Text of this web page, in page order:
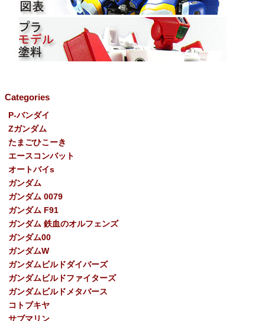
Categories
P-バンダイ
Ζガンダム
たまごひこーき
エースコンバット
オートバイs
ガンダム
ガンダム 0079
ガンダム F91
ガンダム 鉄血のオルフェンズ
ガンダム00
ガンダムW
ガンダムビルドダイバーズ
ガンダムビルドファイターズ
ガンダムビルドメタバース
コトブキヤ
サブマリン